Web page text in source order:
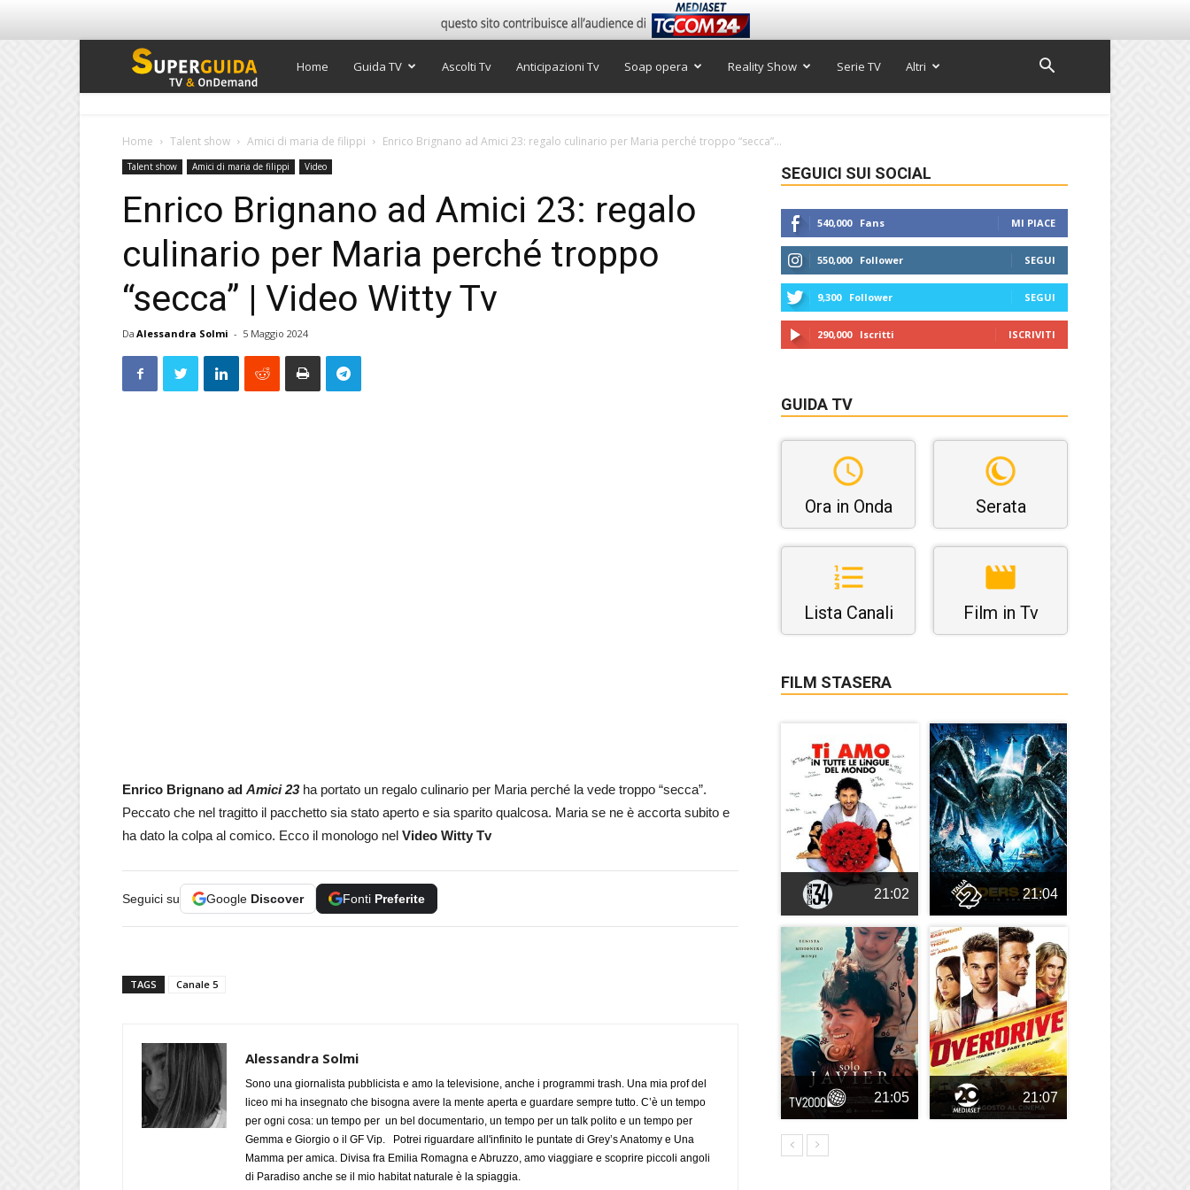
Super
TV
Home Guida TV Ascolti Tv Anticipazioni Tv Soap opera Reality Show Serie TV Altri
Home Talent show Amici di maria de filippi Enrico Brignano ad Amici 23: regalo culinario per Maria perché troppo “secca”...
Talent show Amici di maria de filippi Video
Enrico Brignano ad Amici 23: regalo
culinario per Maria perché troppo
“secca” | Video Witty Tv
Da Alessandra Solmi - 5 Maggio 2024
Enrico Brignano ad Amici 23ha portato un regalo culinario per Maria perché la vede troppo “secca”.
Peccato che nel tragitto il pacchetto sia stato aperto e sia sparito qualcosa. Maria se ne è accorta subito e
ha dato la colpa al comico. Ecco il monologo nel Video Witty Tv
Seguici su Google Discover Fonti Preferite
TAGS Canale 5
Alessandra Solmi
Sono una giornalista pubblicista e amo la televisione, anche i programmi trash. Una mia prof del
liceo mi ha insegnato che bisogna avere la mente aperta e guardare sempre tutto. C’è un tempo
per ogni cosa: un tempo per un bel documentario, un tempo per un talk polito e un tempo per
Gemma e Giorgio o il GF Vip. Potrei riguardare all'infinito le puntate di Grey’s Anatomy e Una
Mamma per amica. Divisa fra Emilia Romagna e Abruzzo, amo viaggiare e scoprire piccoli angoli
di Paradiso anche se il mio habitat naturale è la spiaggia.
SEGUICI SUI SOCIAL
540,000 Fans MI PIACE
550,000 Follower SEGUI
9,300 Follower SEGUI
290,000 Iscritti ISCRIVITI
GUIDA TV
Ora in Onda Serata
Lista Canali Film in Tv
FILM STASERA
21:02 21:04
21:05 21:07